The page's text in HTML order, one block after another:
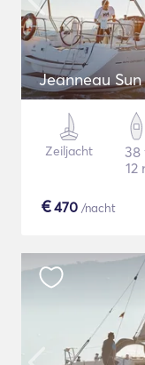
Jeanneau
Zeiljacht
38
12
€470 /nacht